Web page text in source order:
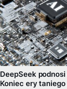
DeepSeek
Koniec ery taniego